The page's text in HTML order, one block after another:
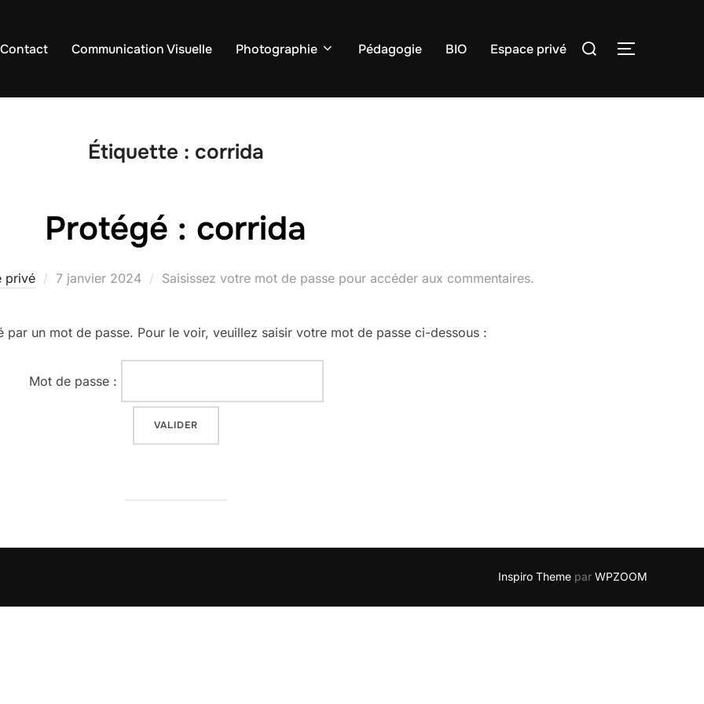
Communication Visuelle Photographie Pédagogie BIO Espace privé
Rechercher :
Étiquette : corrida
Protégé : corrida
privé
Publié
7 janvier 2024 Saisissez votre mot de passe pour accéder aux commentaires.
par un mot de passe. Pour le voir, veuillez saisir votre mot de passe ci-dessous :
Mot de passe :
Inspiro Theme par WPZOOM